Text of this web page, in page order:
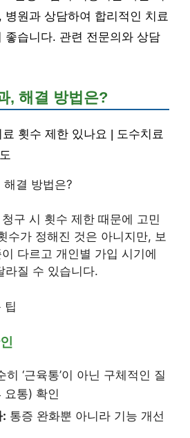
병원과 상담하여 합리적인 치료
좋습니다. 관련 전문의와 상담
, 해결 방법은?
횟수 제한 있나요 | 도수치료
결 방법은?
구 시 횟수 제한 때문에 고민
수가 정해진 것은 아니지만, 보
다르고 개인별 가입 시기에
라질 수 있습니다.
팁
히 ‘근육통’이 아닌 구체적인 질
통) 확인
: 통증 완화뿐 아니라 기능 개선